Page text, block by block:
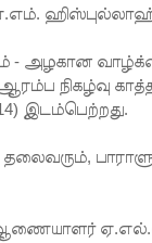
- அழகான
நிகழ்வு
இடம்பெற்றது.
ஆணையாளர்